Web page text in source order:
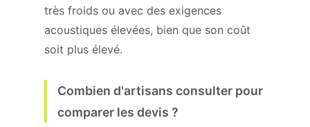
très froids ou avec des exigences
acoustiques élevées, bien que son coût
soit plus élevé.
Combien d'artisans consulter pour
comparer les devis ?